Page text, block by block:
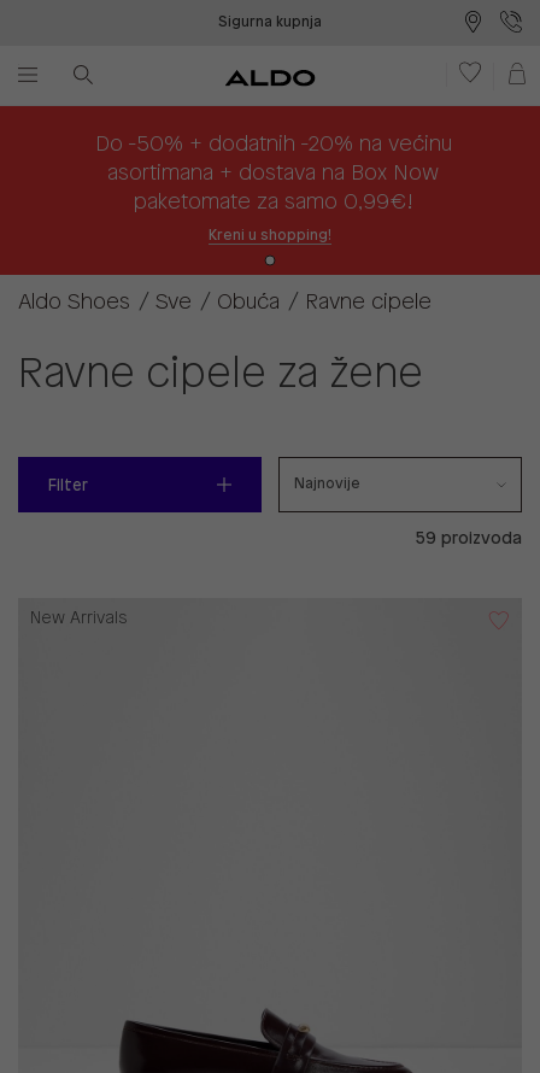
Sigurna kupnja
Do -50% + dodatnih -20% na većinu
asortimana + dostava na Box Now
paketomate za samo 0,99€!
Kreni u shopping!
Aldo Shoes Sve Obuća Ravne cipele
Ravne cipele za žene
Filter
59 proizvoda
New Arrivals